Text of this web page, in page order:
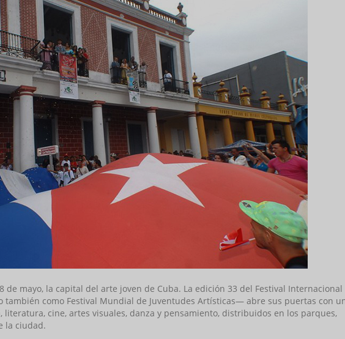
de mayo, la capital del arte joven de Cuba. La edición 33 del Festival Internacional
también como Festival Mundial de Juventudes Artísticas— abre sus puertas con
literatura, cine, artes visuales, danza y pensamiento, distribuidos en los parques,
la ciudad.